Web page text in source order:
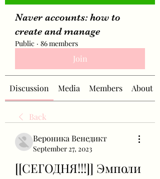
Naver accounts: how to
create and manage
Public · 86 members
Join
Discussion Media Members About
Back
Вероника Венедикт
September 27, 2023
[[СЕГОДНЯ!!!]] Эмполи